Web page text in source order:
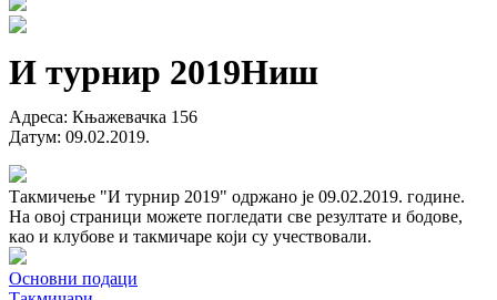
И турнир 2019Ниш
Адреса: Књажевачка 156
Датум: 09.02.2019.
Такмичење "И турнир 2019" одржано је 09.02.2019. године.
На овој страници можете погледати све резултате и бодове,
као и клубове и такмичаре који су учествовали.
Основни подаци